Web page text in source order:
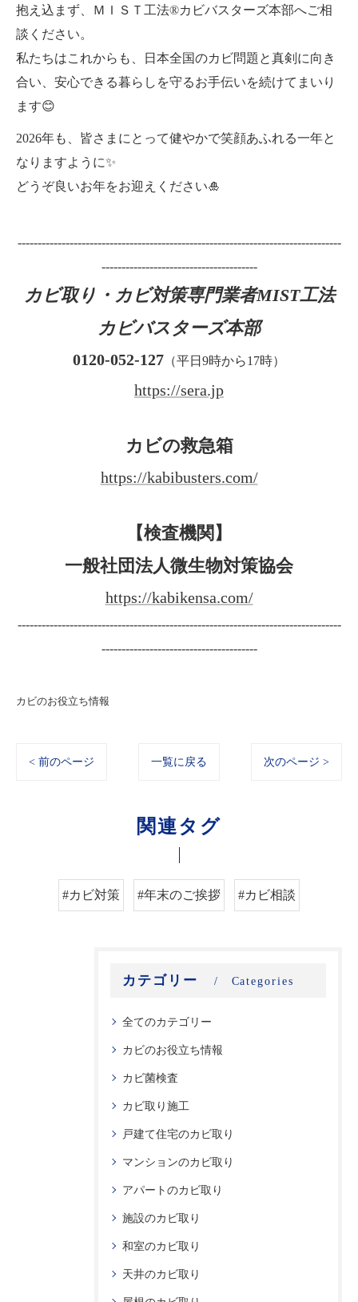
抱え込まず、ＭＩＳＴ工法®カビバスターズ本部へご相
談ください。
私たちはこれからも、日本全国のカビ問題と真剣に向き
合い、安心できる暮らしを守るお手伝いを続けてまいり
ます😊
2026年も、皆さまにとって健やかで笑顔あふれる一年と
なりますように✨
どうぞ良いお年をお迎えください🎍
---------------------------------------------------------------------------------
---------------------------------------
カビ取り・カビ対策専門業者MIST工法
カビバスターズ本部
0120-052-127 （平日9時から17時）
https://sera.jp
カビの救急箱
https://kabibusters.com/
【検査機関】
一般社団法人微生物対策協会
https://kabikensa.com/
---------------------------------------------------------------------------------
---------------------------------------
カビのお役立ち情報
< 前のページ 一覧に戻る 次のページ >
関連タグ
#カビ対策 #年末のご挨拶 #カビ相談
カテゴリー Categories
全てのカテゴリー
カビのお役立ち情報
カビ菌検査
カビ取り施工
戸建て住宅のカビ取り
マンションのカビ取り
アパートのカビ取り
施設のカビ取り
和室のカビ取り
天井のカビ取り